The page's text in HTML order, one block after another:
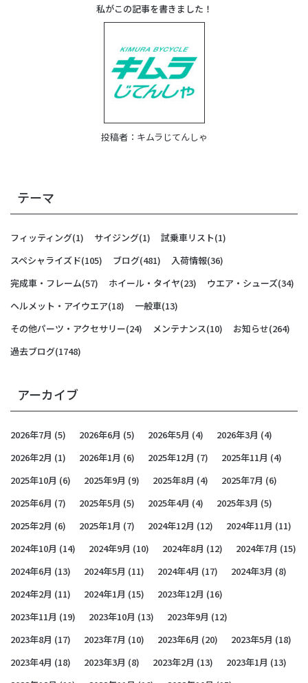
私がこの記事を書きました！
投稿者： キムラじてんしゃ
テーマ
フィッティング(1) サイジング(1) 試乗車リスト(1)
スペシャライズド(105) ブログ(481) 入荷情報(36)
完成車・フレーム(57) ホイール・タイヤ(23) ウエア・シューズ(34)
ヘルメット・アイウエア(18) 一般車(13)
その他パーツ・アクセサリー(24) メンテナンス(10) お知らせ(264)
過去ブログ(1748)
アーカイブ
2026年7月 (5) 2026年6月 (5) 2026年5月 (4) 2026年3月 (4)
2026年2月 (1) 2026年1月 (6) 2025年12月 (7) 2025年11月 (4)
2025年10月 (6) 2025年9月 (9) 2025年8月 (4) 2025年7月 (6)
2025年6月 (7) 2025年5月 (5) 2025年4月 (4) 2025年3月 (5)
2025年2月 (6) 2025年1月 (7) 2024年12月 (12) 2024年11月 (11)
2024年10月 (14) 2024年9月 (10) 2024年8月 (12) 2024年7月 (15)
2024年6月 (13) 2024年5月 (11) 2024年4月 (17) 2024年3月 (8)
2024年2月 (11) 2024年1月 (15) 2023年12月 (16)
2023年11月 (19) 2023年10月 (13) 2023年9月 (12)
2023年8月 (17) 2023年7月 (10) 2023年6月 (20) 2023年5月 (18)
2023年4月 (18) 2023年3月 (8) 2023年2月 (13) 2023年1月 (13)